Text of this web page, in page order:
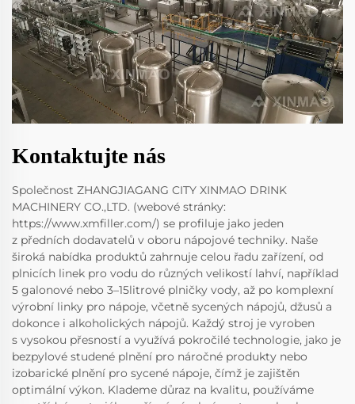
Kontaktujte nás
Společnost ZHANGJIAGANG CITY XINMAO DRINK
MACHINERY CO.,LTD. (webové stránky:
https://www.xmfiller.com/) se profiluje jako jeden
z předních dodavatelů v oboru nápojové techniky. Naše
široká nabídka produktů zahrnuje celou řadu zařízení, od
plnicích linek pro vodu do různých velikostí lahví, například
5 galonové nebo 3–15litrové plničky vody, až po komplexní
výrobní linky pro nápoje, včetně sycených nápojů, džusů a
dokonce i alkoholických nápojů. Každý stroj je vyroben
s vysokou přesností a využívá pokročilé technologie, jako je
bezpylové studené plnění pro náročné produkty nebo
izobarické plnění pro sycené nápoje, čímž je zajištěn
optimální výkon. Klademe důraz na kvalitu, používáme